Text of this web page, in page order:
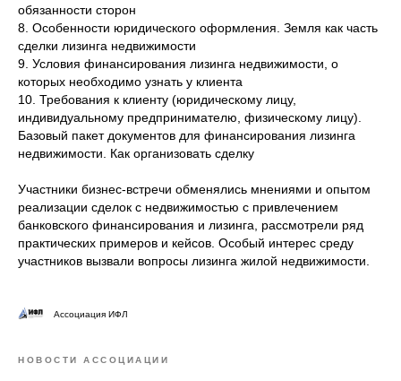
обязанности сторон
8. Особенности юридического оформления. Земля как часть
сделки лизинга недвижимости
9. Условия финансирования лизинга недвижимости, о
которых необходимо узнать у клиента
10. Требования к клиенту (юридическому лицу,
индивидуальному предпринимателю, физическому лицу).
Базовый пакет документов для финансирования лизинга
недвижимости. Как организовать сделку
Участники бизнес-встречи обменялись мнениями и опытом
реализации сделок с недвижимостью с привлечением
банковского финансирования и лизинга, рассмотрели ряд
практических примеров и кейсов. Особый интерес среду
участников вызвали вопросы лизинга жилой недвижимости.
Ассоциация ИФЛ
НОВОСТИ АССОЦИАЦИИ